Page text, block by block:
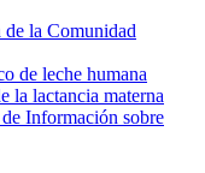
la Comunidad
de leche humana
la lactancia materna
Información sobre